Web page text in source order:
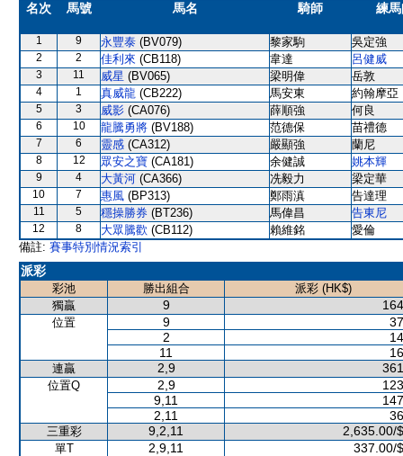
名次 馬號 馬名 騎師 練
1 9 永豐泰 (BV079) 黎家駒 吳定強
2 2 佳利來 (CB118) 韋達 呂健威
3 11 威星 (BV065) 梁明偉 岳敦
4 1 真威龍 (CB222) 馬安東 約翰摩亞
5 3 威影 (CA076) 薛順強 何良
6 10 龍騰勇將 (BV188) 范德保 苗禮德
7 6 靈感 (CA312) 嚴顯強 蘭尼
8 12 眾安之寶 (CA181) 余健誠 姚本輝
9 4 大黃河 (CA366) 冼毅力 梁定華
10 7 惠風 (BP313) 鄭雨滇 告達理
11 5 穩操勝券 (BT236) 馬偉昌 告東尼
12 8 大眾騰歡 (CB112) 賴維銘
愛倫
備註: 賽事特別情況索引
派彩
彩池 勝出組合
派彩 (HK$)
獨贏
9
位置 9
2
11
連贏 2,9
位置Q 2,9
9,11
2,11
三重彩 9,2,11 2,635.00/
單T 2,9,11 337.00/